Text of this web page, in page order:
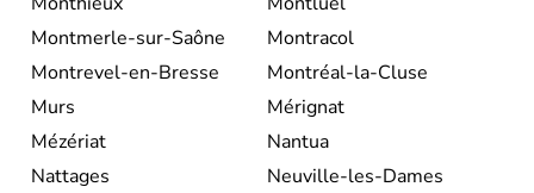
Montmerle-sur-Saône
Montracol
Montrevel-en-Bresse
Montréal-la-Cluse
Murs
Mérignat
Mézériat
Nantua
Nattages
Neuville-les-Dames